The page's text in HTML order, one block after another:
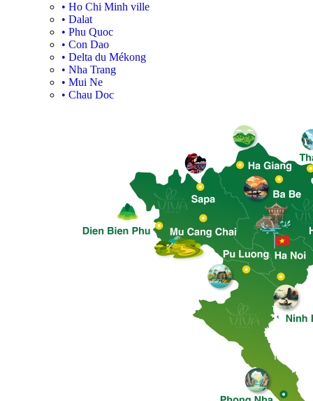
• Ho Chi Minh ville
• Dalat
• Phu Quoc
• Con Dao
• Delta du Mékong
• Nha Trang
• Mui Ne
• Chau Doc